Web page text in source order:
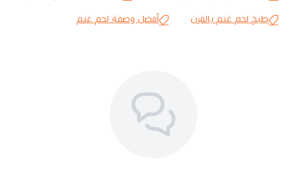
طبخ لحم غنم بالفرن أفضل وصفة لحم غنم